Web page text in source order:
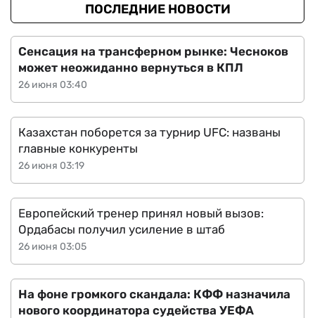
ПОСЛЕДНИЕ НОВОСТИ
26 июня 03:40
Сенсация на трансферном рынке: Чесноков
может неожиданно вернуться в КПЛ
26 июня 03:19
Казахстан поборется за турнир UFC: названы
главные конкуренты
26 июня 03:05
Европейский тренер принял новый вызов:
Ордабасы получил усиление в штаб
На фоне громкого скандала: КФФ назначила
нового координатора судейства УЕФА